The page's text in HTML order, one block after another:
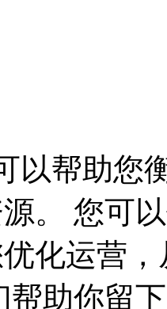
以帮助
。 您可
化运营
帮助你留